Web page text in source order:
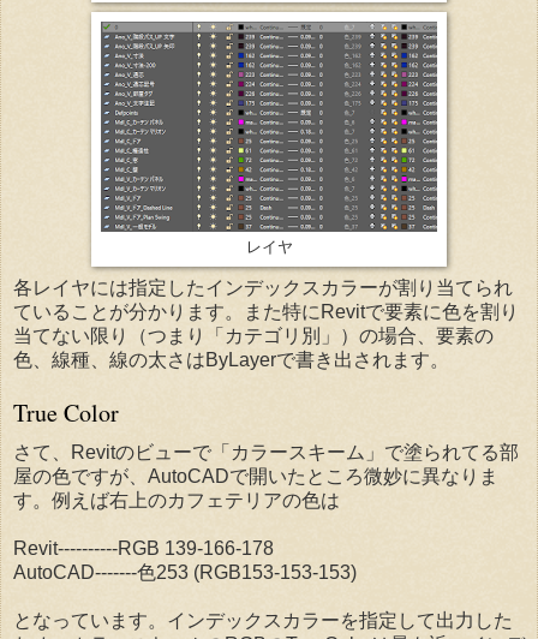
レイヤ
各レイヤには指定したインデックスカラーが割り当てられ
ていることが分かります。また特にRevitで要素に色を割り
当てない限り（つまり「カテゴリ別」）の場合、要素の
色、線種、線の太さはByLayerで書き出されます。
True Color
さて、Revitのビューで「カラースキーム」で塗られてる部
屋の色ですが、AutoCADで開いたところ微妙に異なりま
す。例えば右上のカフェテリアの色は
Revit----------RGB 139-166-178
AutoCAD-------色253 (RGB153-153-153)
となっています。インデックスカラーを指定して出力した